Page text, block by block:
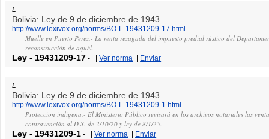
L
Bolivia: Ley de 9 de diciembre de 1943
http://www.lexivox.org/norms/BO-L-19431209-17.html
Muelle en Puerto Perez.- La renta rezagada del impuesto predial rústico del
reconstrucción de aquél.
Ley - 19431209-17 - |Ver norma | Enviar
L
Bolivia: Ley de 9 de diciembre de 1943
http://www.lexivox.org/norms/BO-L-19431209-1.html
Proteccion indigena.- El Ministerio Público revisará en los archivos notariales las
contravención al D.S. de 2/10/20 y ley de 8/1/25.
Ley - 19431209-1 - |Ver norma | Enviar